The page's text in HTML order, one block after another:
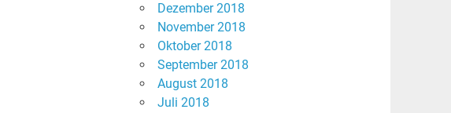
Dezember 2018
November 2018
Oktober 2018
September 2018
August 2018
Juli 2018